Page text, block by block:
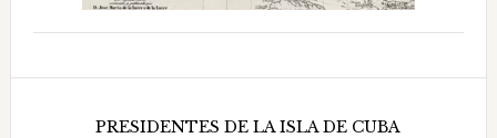
PRESIDENTES DE LA ISLA DE CUBA